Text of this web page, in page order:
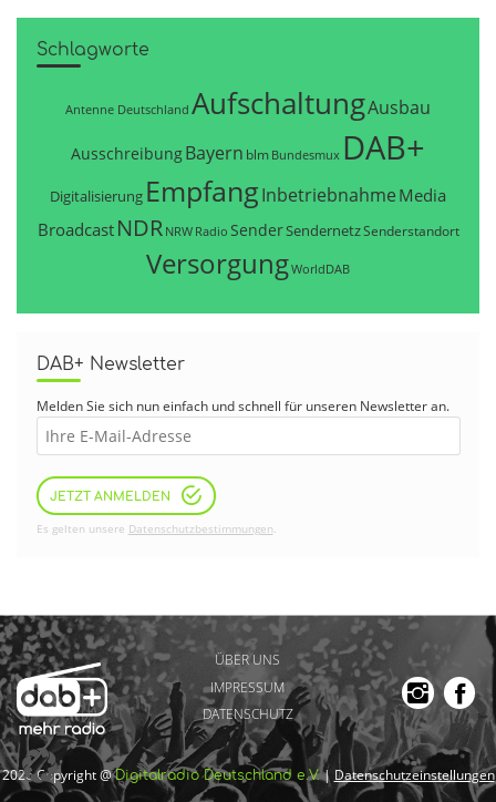
Schlagworte
Antenne Deutschland AufschaltungAusbau
AusschreibungBayern blm Bundesmux DAB+
Digitalisierung EmpfangInbetriebnahme Media
Broadcast NDR NRW Radio SenderSendernetzSenderstandort
VersorgungWorldDAB
DAB+ Newsletter
Melden Sie sich nun einfach und schnell für unseren Newsletter an.
JETZT ANMELDEN
Es gelten unsere Datenschutzbestimmungen.
ÜBER UNS
IMPRESSUM
DATENSCHUTZ
2026 Copyright @Digitalradio Deutschland e.V.| Datenschutzeinstellungen